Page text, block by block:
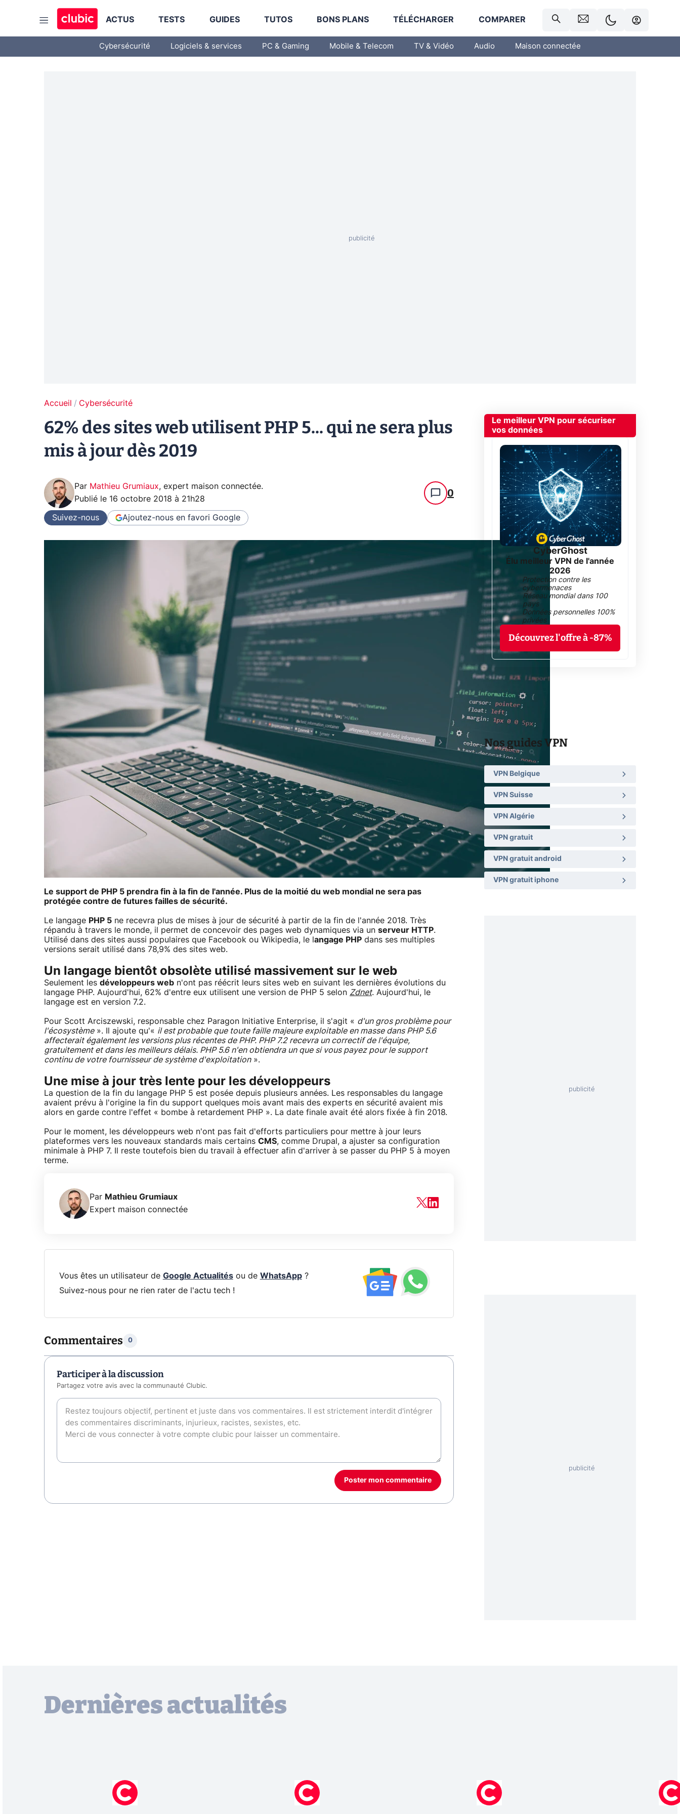
ACTUS TESTS GUIDES TUTOS BONS PLANS TÉLÉCHARGER COMPARER
Cybersécurité Logiciels & services PC & Gaming Mobile & Telecom TV & Vidéo Audio Maison connectée
Accueil Cybersécurité
62% des sites web utilisent PHP 5... qui ne sera plus
mis à jour dès 2019
Par Mathieu Grumiaux, expert maison connectée.
Publié le 16 octobre 2018 à 21h28 0
Suivez-nous Ajoutez-nous en favori Google
Le support de PHP 5 prendra fin à la fin de l'année. Plus de la moitié du web mondial ne sera pas
protégée contre de futures failles de sécurité.
Le langage PHP 5 ne recevra plus de mises à jour de sécurité à partir de la fin de l'année 2018. Très
répandu à travers le monde, il permet de concevoir des pages web dynamiques via un serveur HTTP.
Utilisé dans des sites aussi populaires que Facebook ou Wikipedia, le l angage PHP dans ses multiples
versions serait utilisé dans 78,9% des sites web.
Un langage bientôt obsolète utilisé massivement sur le web
Seulement les développeurs web n'ont pas réécrit leurs sites web en suivant les dernières évolutions du
langage PHP. Aujourd'hui, 62% d'entre eux utilisent une version de PHP 5 selon Zdnet. Aujourd'hui, le
langage est en version 7.2.
Pour Scott Arciszewski, responsable chez Paragon Initiative Enterprise, il s'agit « d'un gros problème pour
l'écosystème». Il ajoute qu'« il est probable que toute faille majeure exploitable en masse dans PHP 5.6
affecterait également les versions plus récentes de PHP. PHP 7.2 recevra un correctif de l'équipe,
gratuitement et dans les meilleurs délais. PHP 5.6 n'en obtiendra un que si vous payez pour le support
continu de votre fournisseur de système d'exploitation».
Une mise à jour très lente pour les développeurs
La question de la fin du langage PHP 5 est posée depuis plusieurs années. Les responsables du langage
avaient prévu à l'origine la fin du support quelques mois avant mais des experts en sécurité avaient mis
alors en garde contre l'effet « bombe à retardement PHP ». La date finale avait été alors fixée à fin 2018.
Pour le moment, les développeurs web n'ont pas fait d'efforts particuliers pour mettre à jour leurs
plateformes vers les nouveaux standards mais certains CMS, comme Drupal, a ajuster sa configuration
minimale à PHP 7. Il reste toutefois bien du travail à effectuer afin d'arriver à se passer du PHP 5 à moyen
terme.
Par Mathieu Grumiaux
Expert maison connectée
Vous êtes un utilisateur de Google Actualitésou de WhatsApp?
Suivez-nous pour ne rien rater de l'actu tech !
Commentaires 0
Participer à la discussion
Partagez votre avis avec la communauté Clubic.
Poster mon commentaire
Le meilleur VPN pour sécuriser
vos données
CyberGhost
Élu meilleur VPN de l'année
2026
Protection contre les
cybermenaces
Réseau mondial dans 100
pays
Données personnelles 100%
privées
Découvrez l'offre à -87%
Nos guides VPN
VPN Belgique
VPN Suisse
VPN Algérie
VPN gratuit
VPN gratuit android
VPN gratuit iphone
Dernières actualités